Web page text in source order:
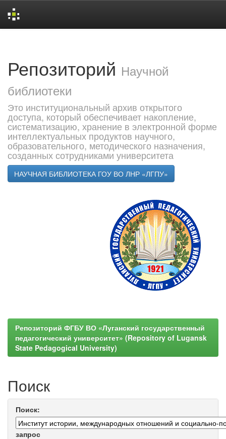
Репозиторий Научной
библиотеки
Это институциональный архив открытого
доступа, который обеспечивает накопление,
систематизацию, хранение в электронной форме
интеллектуальных продуктов научного,
образовательного, методического назначения,
созданных сотрудниками университета
НАУЧНАЯ БИБЛИОТЕКА ГОУ ВО ЛНР «ЛГПУ»
Репозиторий ФГБУ ВО «Луганский государственный
педагогический университет» (Repository of Lugansk
State Pedagogical University)
Поиск
Поиск:
запрос